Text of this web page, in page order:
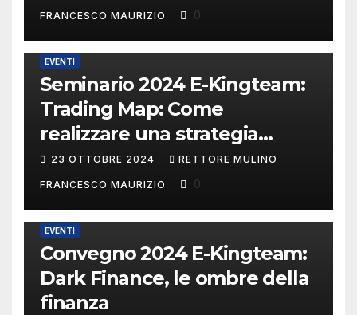
FRANCESCO MAURIZIO 0
EVENTI
Seminario 2024 E-Kingteam:
Trading Map: Come
realizzare una strategia
operativa.
23 OTTOBRE 2024 RETTORE MULINO
FRANCESCO MAURIZIO 0
EVENTI
Convegno 2024 E-Kingteam:
Dark Finance, le ombre della
finanza